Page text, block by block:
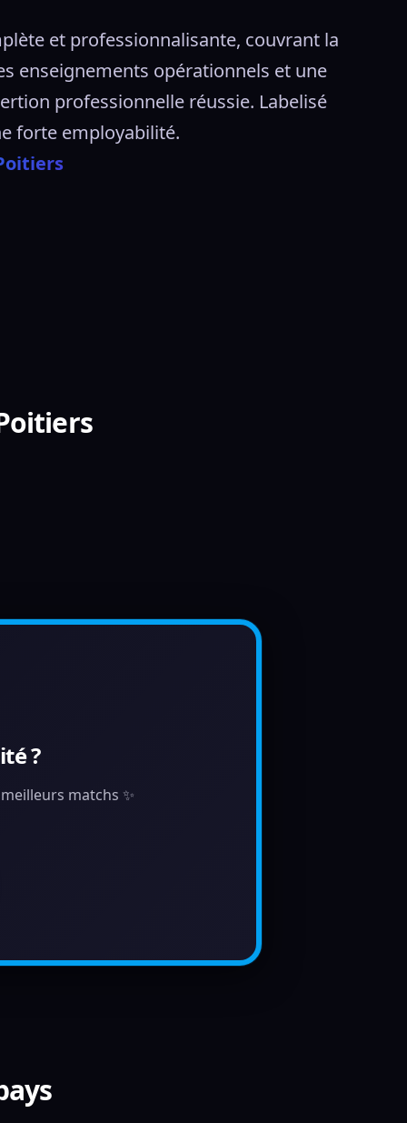
et professionnalisante, couvrant la
enseignements opérationnels et une
professionnelle réussie. Labelisé
forte employabilité.
?
matchs ✨